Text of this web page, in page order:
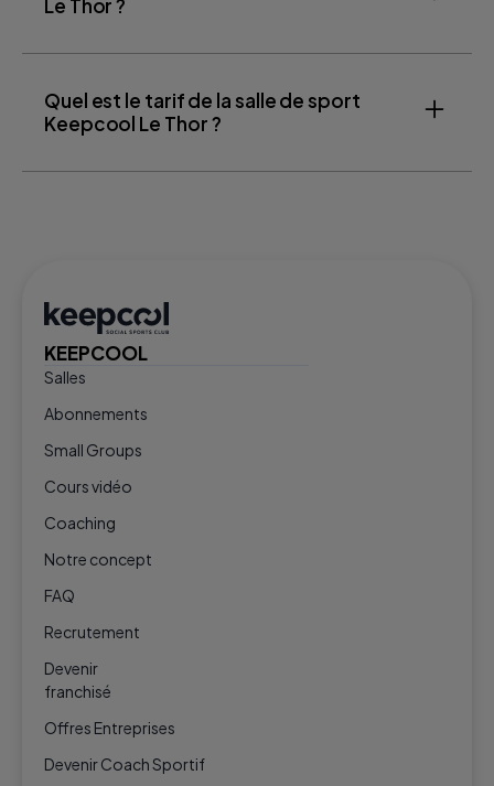
Le Thor ?
Quel est le tarif de la salle de sport
Keepcool Le Thor ?
KEEPCOOL
Salles
Abonnements
Small Groups
Cours vidéo
Coaching
Notre concept
FAQ
Recrutement
Devenir
franchisé
Offres Entreprises
Devenir Coach Sportif